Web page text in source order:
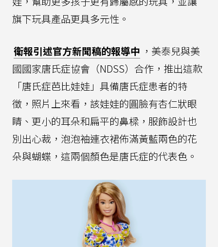
旗下玩具產品更具多元性。
衛報引述官方新聞稿的報導中 ，美泰兒與美
國國家唐氏症協會（NDSS）合作，推出這款
「唐氏症芭比娃娃」具備唐氏症患者的特
徵，照片上來看，該娃娃的圓臉有杏仁狀眼
睛、更小的耳朵和扁平的鼻樑，服飾設計也
別出心裁，泡泡袖連衣裙佈滿黃藍兩色的花
朵與蝴蝶，這兩個顏色是唐氏症的代表色。